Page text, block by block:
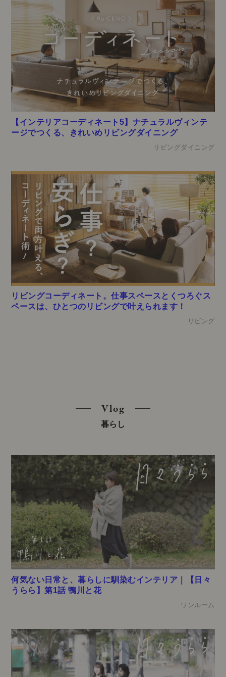
【インテリアコーディネート5】ナチュラルヴィンテ
ージでつくる、きれいめリビングダイニング
リビングダイニング
リビングコーディネート。仕事スペースとくつろぐス
ペースは、ひとつのリビングで叶えられます！
リビング
Vlog
暮らし
何気ない日常と、暮らしに馴染むインテリア｜【日々
うらら】第1話 鴨川と花
ワンルーム